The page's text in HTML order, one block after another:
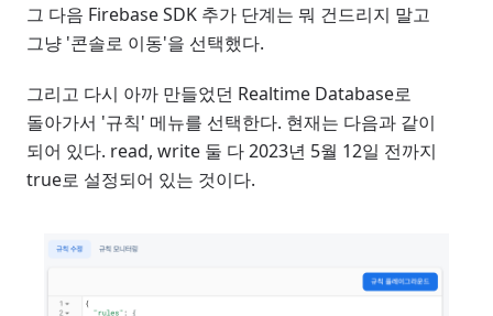
그 다음 Firebase SDK 추가 단계는 뭐 건드리지 말고
그냥 '콘솔로 이동'을 선택했다.
그리고 다시 아까 만들었던 Realtime Database로
돌아가서 '규칙' 메뉴를 선택한다. 현재는 다음과 같이
되어 있다. read, write 둘 다 2023년 5월 12일 전까지
true로 설정되어 있는 것이다.